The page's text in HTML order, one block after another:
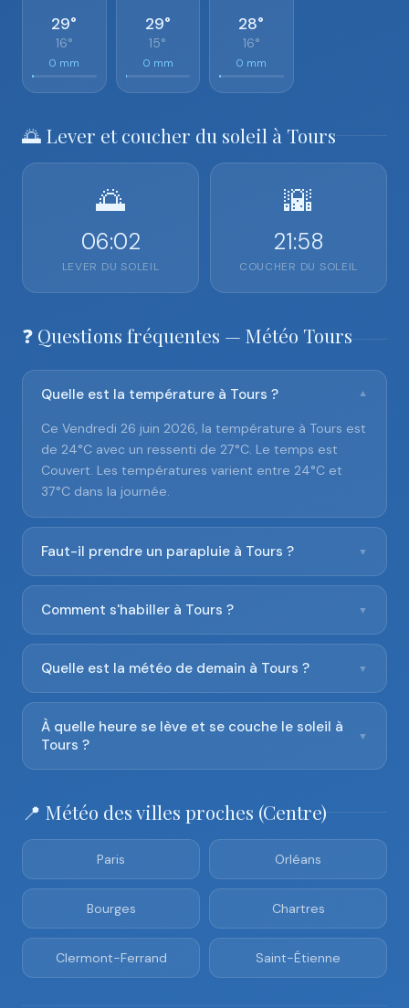
29°
16°
0 mm
29°
15°
0 mm
28°
16°
0 mm
🌅 Lever et coucher du soleil à Tours
🌅
06:02
LEVER DU SOLEIL
🌇
21:58
COUCHER DU SOLEIL
❓ Questions fréquentes — Météo Tours
Quelle est la température à Tours ? ▼
Ce Vendredi 26 juin 2026, la température à Tours est
de 24°C avec un ressenti de 27°C. Le temps est
Couvert. Les températures varient entre 24°C et
37°C dans la journée.
Faut-il prendre un parapluie à Tours ? ▼
Comment s'habiller à Tours ? ▼
Quelle est la météo de demain à Tours ? ▼
À quelle heure se lève et se couche le soleil à
Tours ?
▼
📍 Météo des villes proches (Centre)
Paris Orléans
Bourges Chartres
Clermont-Ferrand Saint-Étienne